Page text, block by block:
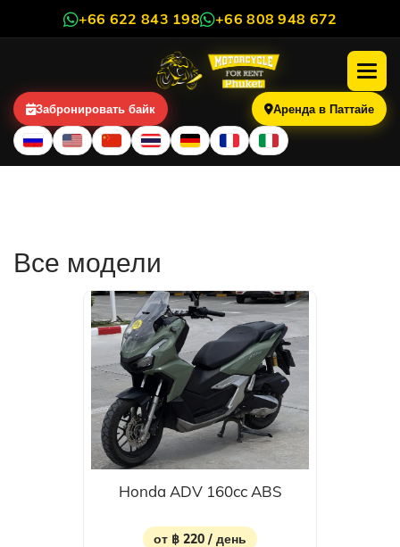
+66 622 843 198 +66 808 948 672
Забронировать байк Аренда в Паттайе
Все модели
Honda ADV 160cc ABS
от ฿ 220 / день